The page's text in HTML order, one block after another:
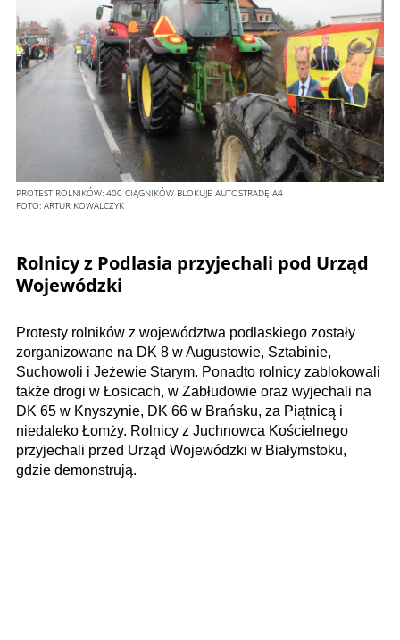
PROTEST ROLNIKÓW: 400 CIĄGNIKÓW BLOKUJE AUTOSTRADĘ A4
FOTO: ARTUR KOWALCZYK
Rolnicy z Podlasia przyjechali pod Urząd
Wojewódzki
Protesty rolników z województwa podlaskiego zostały
zorganizowane na DK 8 w Augustowie, Sztabinie,
Suchowoli i Jeżewie Starym. Ponadto rolnicy zablokowali
także drogi w Łosicach, w Zabłudowie oraz wyjechali na
DK 65 w Knyszynie, DK 66 w Brańsku, za Piątnicą i
niedaleko Łomży. Rolnicy z Juchnowca Kościelnego
przyjechali przed Urząd Wojewódzki w Białymstoku,
gdzie demonstrują.